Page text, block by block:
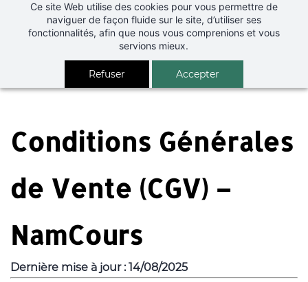
Ce site Web utilise des cookies pour vous permettre de
naviguer de façon fluide sur le site, d’utiliser ses
fonctionnalités, afin que nous vous comprenions et vous
servions mieux.
Refuser Accepter
Skip to
content
Conditions Générales
de Vente (CGV) –
NamCours
Dernière mise à jour : 14/08/2025